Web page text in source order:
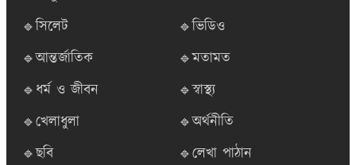
🔹সিলেট
🔹ভিডিও
🔹আন্তর্জাতিক
🔹মতামত
🔹ধর্ম ও জীবন
🔹স্বাস্থ্য
🔹খেলাধুলা
🔹অর্থনীতি
🔹ছবি
🔹লেখা পাঠান